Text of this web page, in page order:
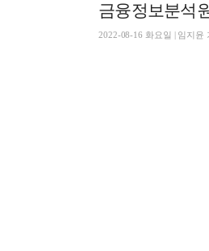
금융정보분석
2022-08-16 화요일 | 임지윤